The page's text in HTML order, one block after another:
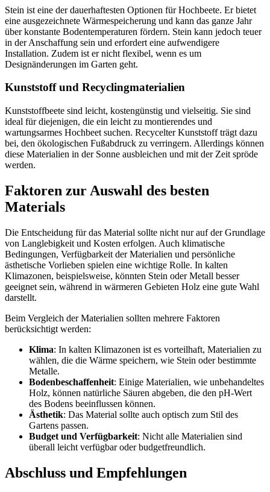
Stein ist eine der dauerhaftesten Optionen für Hochbeete. Er bietet
eine ausgezeichnete Wärmespeicherung und kann das ganze Jahr
über konstante Bodentemperaturen fördern. Stein kann jedoch teuer
in der Anschaffung sein und erfordert eine aufwendigere
Installation. Zudem ist er nicht flexibel, wenn es um
Designänderungen im Garten geht.
Kunststoff und Recyclingmaterialien
Kunststoffbeete sind leicht, kostengünstig und vielseitig. Sie sind
ideal für diejenigen, die ein leicht zu montierendes und
wartungsarmes Hochbeet suchen. Recycelter Kunststoff trägt dazu
bei, den ökologischen Fußabdruck zu verringern. Allerdings können
diese Materialien in der Sonne ausbleichen und mit der Zeit spröde
werden.
Faktoren zur Auswahl des besten
Materials
Die Entscheidung für das Material sollte nicht nur auf der Grundlage
von Langlebigkeit und Kosten erfolgen. Auch klimatische
Bedingungen, Verfügbarkeit der Materialien und persönliche
ästhetische Vorlieben spielen eine wichtige Rolle. In kalten
Klimazonen, beispielsweise, könnten Stein oder Metall besser
geeignet sein, während in wärmeren Gebieten Holz eine gute Wahl
darstellt.
Beim Vergleich der Materialien sollten mehrere Faktoren
berücksichtigt werden:
Klima: In kalten Klimazonen ist es vorteilhaft, Materialien zu
wählen, die die Wärme speichern, wie Stein oder bestimmte
Metalle.
Bodenbeschaffenheit: Einige Materialien, wie unbehandeltes
Holz, können natürliche Säuren abgeben, die den pH-Wert
des Bodens beeinflussen können.
Ästhetik: Das Material sollte auch optisch zum Stil des
Gartens passen.
Budget und Verfügbarkeit: Nicht alle Materialien sind
überall leicht verfügbar oder budgetfreundlich.
Abschluss und Empfehlungen